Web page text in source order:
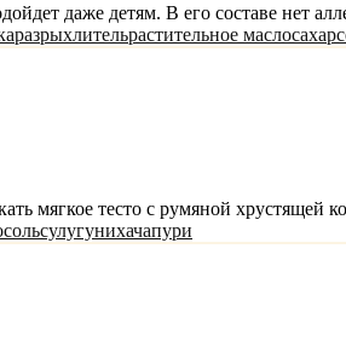
даже детям. В его составе
разрыхлительрастительное маслосахар
мягкое тесто с румяной хрустящей
сольсулугунихачапури